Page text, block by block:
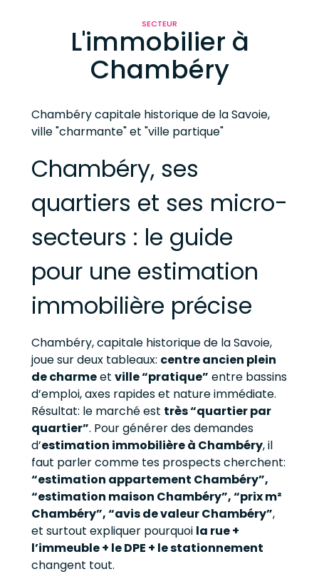
SECTEUR
L'immobilier à
Chambéry
Chambéry capitale historique de la Savoie,
ville "charmante" et "ville partique"
Chambéry, ses
quartiers et ses micro-
secteurs : le guide
pour une estimation
immobilière précise
Chambéry, capitale historique de la Savoie,
joue sur deux tableaux: centre ancien plein
de charmeet ville “pratique” entre bassins
d’emploi, axes rapides et nature immédiate.
Résultat: le marché est très “quartier par
quartier”. Pour générer des demandes
d’estimation immobilière à Chambéry, il
faut parler comme tes prospects cherchent:
“estimation appartement Chambéry”,
“estimation maison Chambéry”, “prix m²
Chambéry”, “avis de valeur Chambéry”,
et surtout expliquer pourquoi la rue +
l’immeuble + le DPE + le stationnement
changent tout.